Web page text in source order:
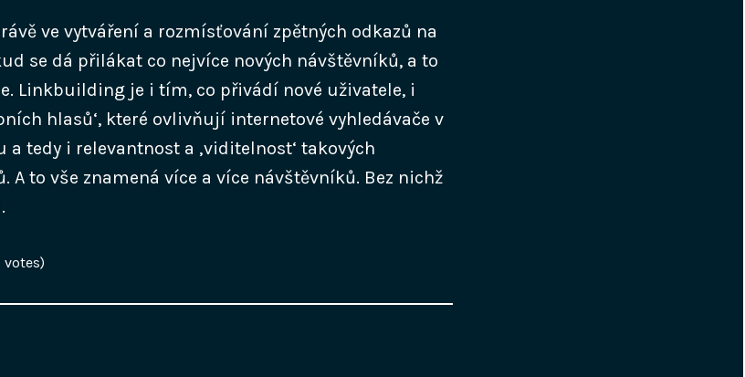
ve vytváření a rozmísťování zpětných odkazů na
se dá přilákat co nejvíce nových návštěvníků, a to
Linkbuilding je i tím, co přivádí nové uživatele, i
hlasů‘, které ovlivňují internetové vyhledávače v
tedy i relevantnost a ‚viditelnost‘ takových
A to vše znamená více a více návštěvníků. Bez nichž
votes)